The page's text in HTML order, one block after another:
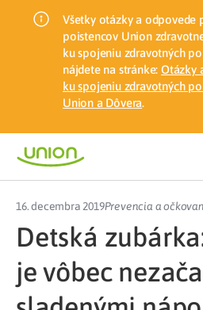
Všetky otázky a odpovede
poistencov Union
ku spojeniu zdravotných
nájdete na stránke: Otázky
ku spojeniu zdravotných
Union a Dôvera.
16. decembra 2019Prevencia a
Detská
je vôbec